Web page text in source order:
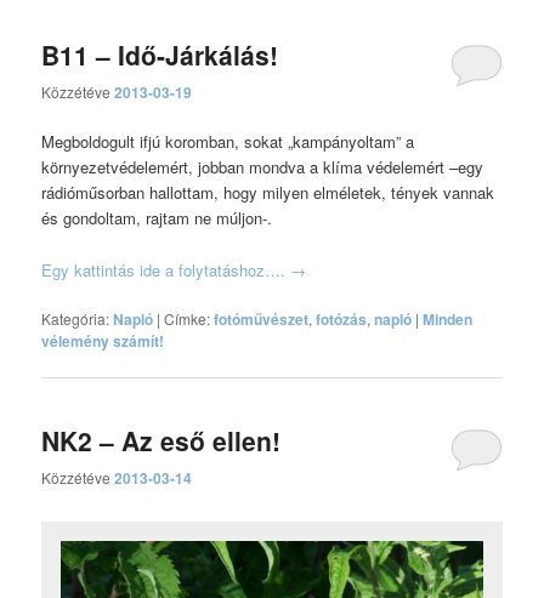
B11 – Idő-Járkálás!
Közzétéve2013-03-19
Megboldogult ifjú koromban, sokat „kampányoltam” a
környezetvédelemért, jobban mondva a klíma védelemért –egy
rádióműsorban hallottam, hogy milyen elméletek, tények vannak
és gondoltam, rajtam ne múljon-.
Egy kattintás ide a folytatáshoz…. →
Kategória:Napló |Címke:fotóművészet,fotózás,napló |Minden
vélemény számít!
NK2 – Az eső ellen!
Közzétéve2013-03-14